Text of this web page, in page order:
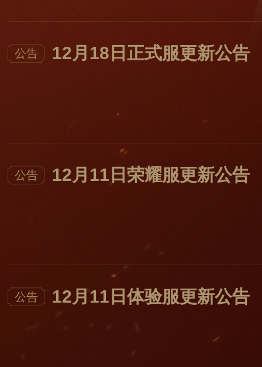
公告 12月18日正式服更新公告
公告 12月11日荣耀服更新公告
公告 12月11日体验服更新公告